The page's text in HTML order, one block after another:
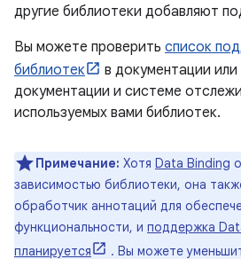
другие библиотеки добавляют
Вы можете проверить список
библиотек
в документации
документации и системе
используемых вами библиотек.
Примечание: Хотя Data Binding
зависимостью библиотеки, она
обработчик аннотаций для
функциональности, и поддержка
планируется
. Вы можете